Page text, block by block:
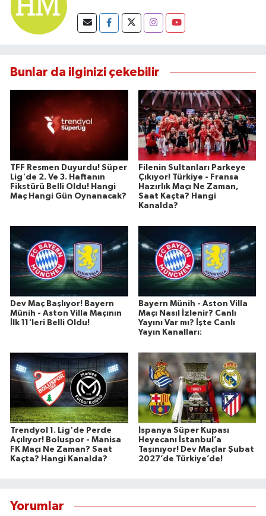
Bunlar da ilginizi çekebilir
TFF Resmen Duyurdu! Süper
Lig'de 2. Ve 3. Haftanın
Fikstürü Belli Oldu! Hangi
Maç Hangi Gün Oynanacak?
Filenin Sultanları Parkeye
Çıkıyor! Türkiye - Fransa
Hazırlık Maçı Ne Zaman,
Saat Kaçta? Hangi
Kanalda?
Dev Maç Başlıyor! Bayern
Münih - Aston Villa Maçının
İlk 11'leri Belli Oldu!
Bayern Münih - Aston Villa
Maçı Nasıl İzlenir? Canlı
Yayını Var mı? İşte Canlı
Yayın Kanalları:
Trendyol 1. Lig'de Perde
Açılıyor! Boluspor - Manisa
FK Maçı Ne Zaman? Saat
Kaçta? Hangi Kanalda?
İspanya Süper Kupası
Heyecanı İstanbul’a
Taşınıyor! Dev Maçlar Şubat
2027’de Türkiye’de!
Yorumlar